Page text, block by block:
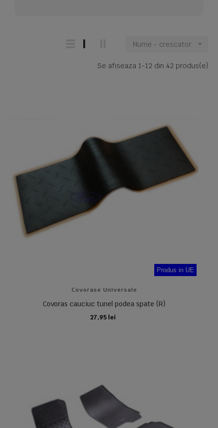
Nume - crescator 
Se afiseaza 1-12 din 42 produs(e)
Produs in UE
Covorase Universale
Covoras cauciuc tunel podea spate (R)
27,95 lei
ADAUGA IN COS